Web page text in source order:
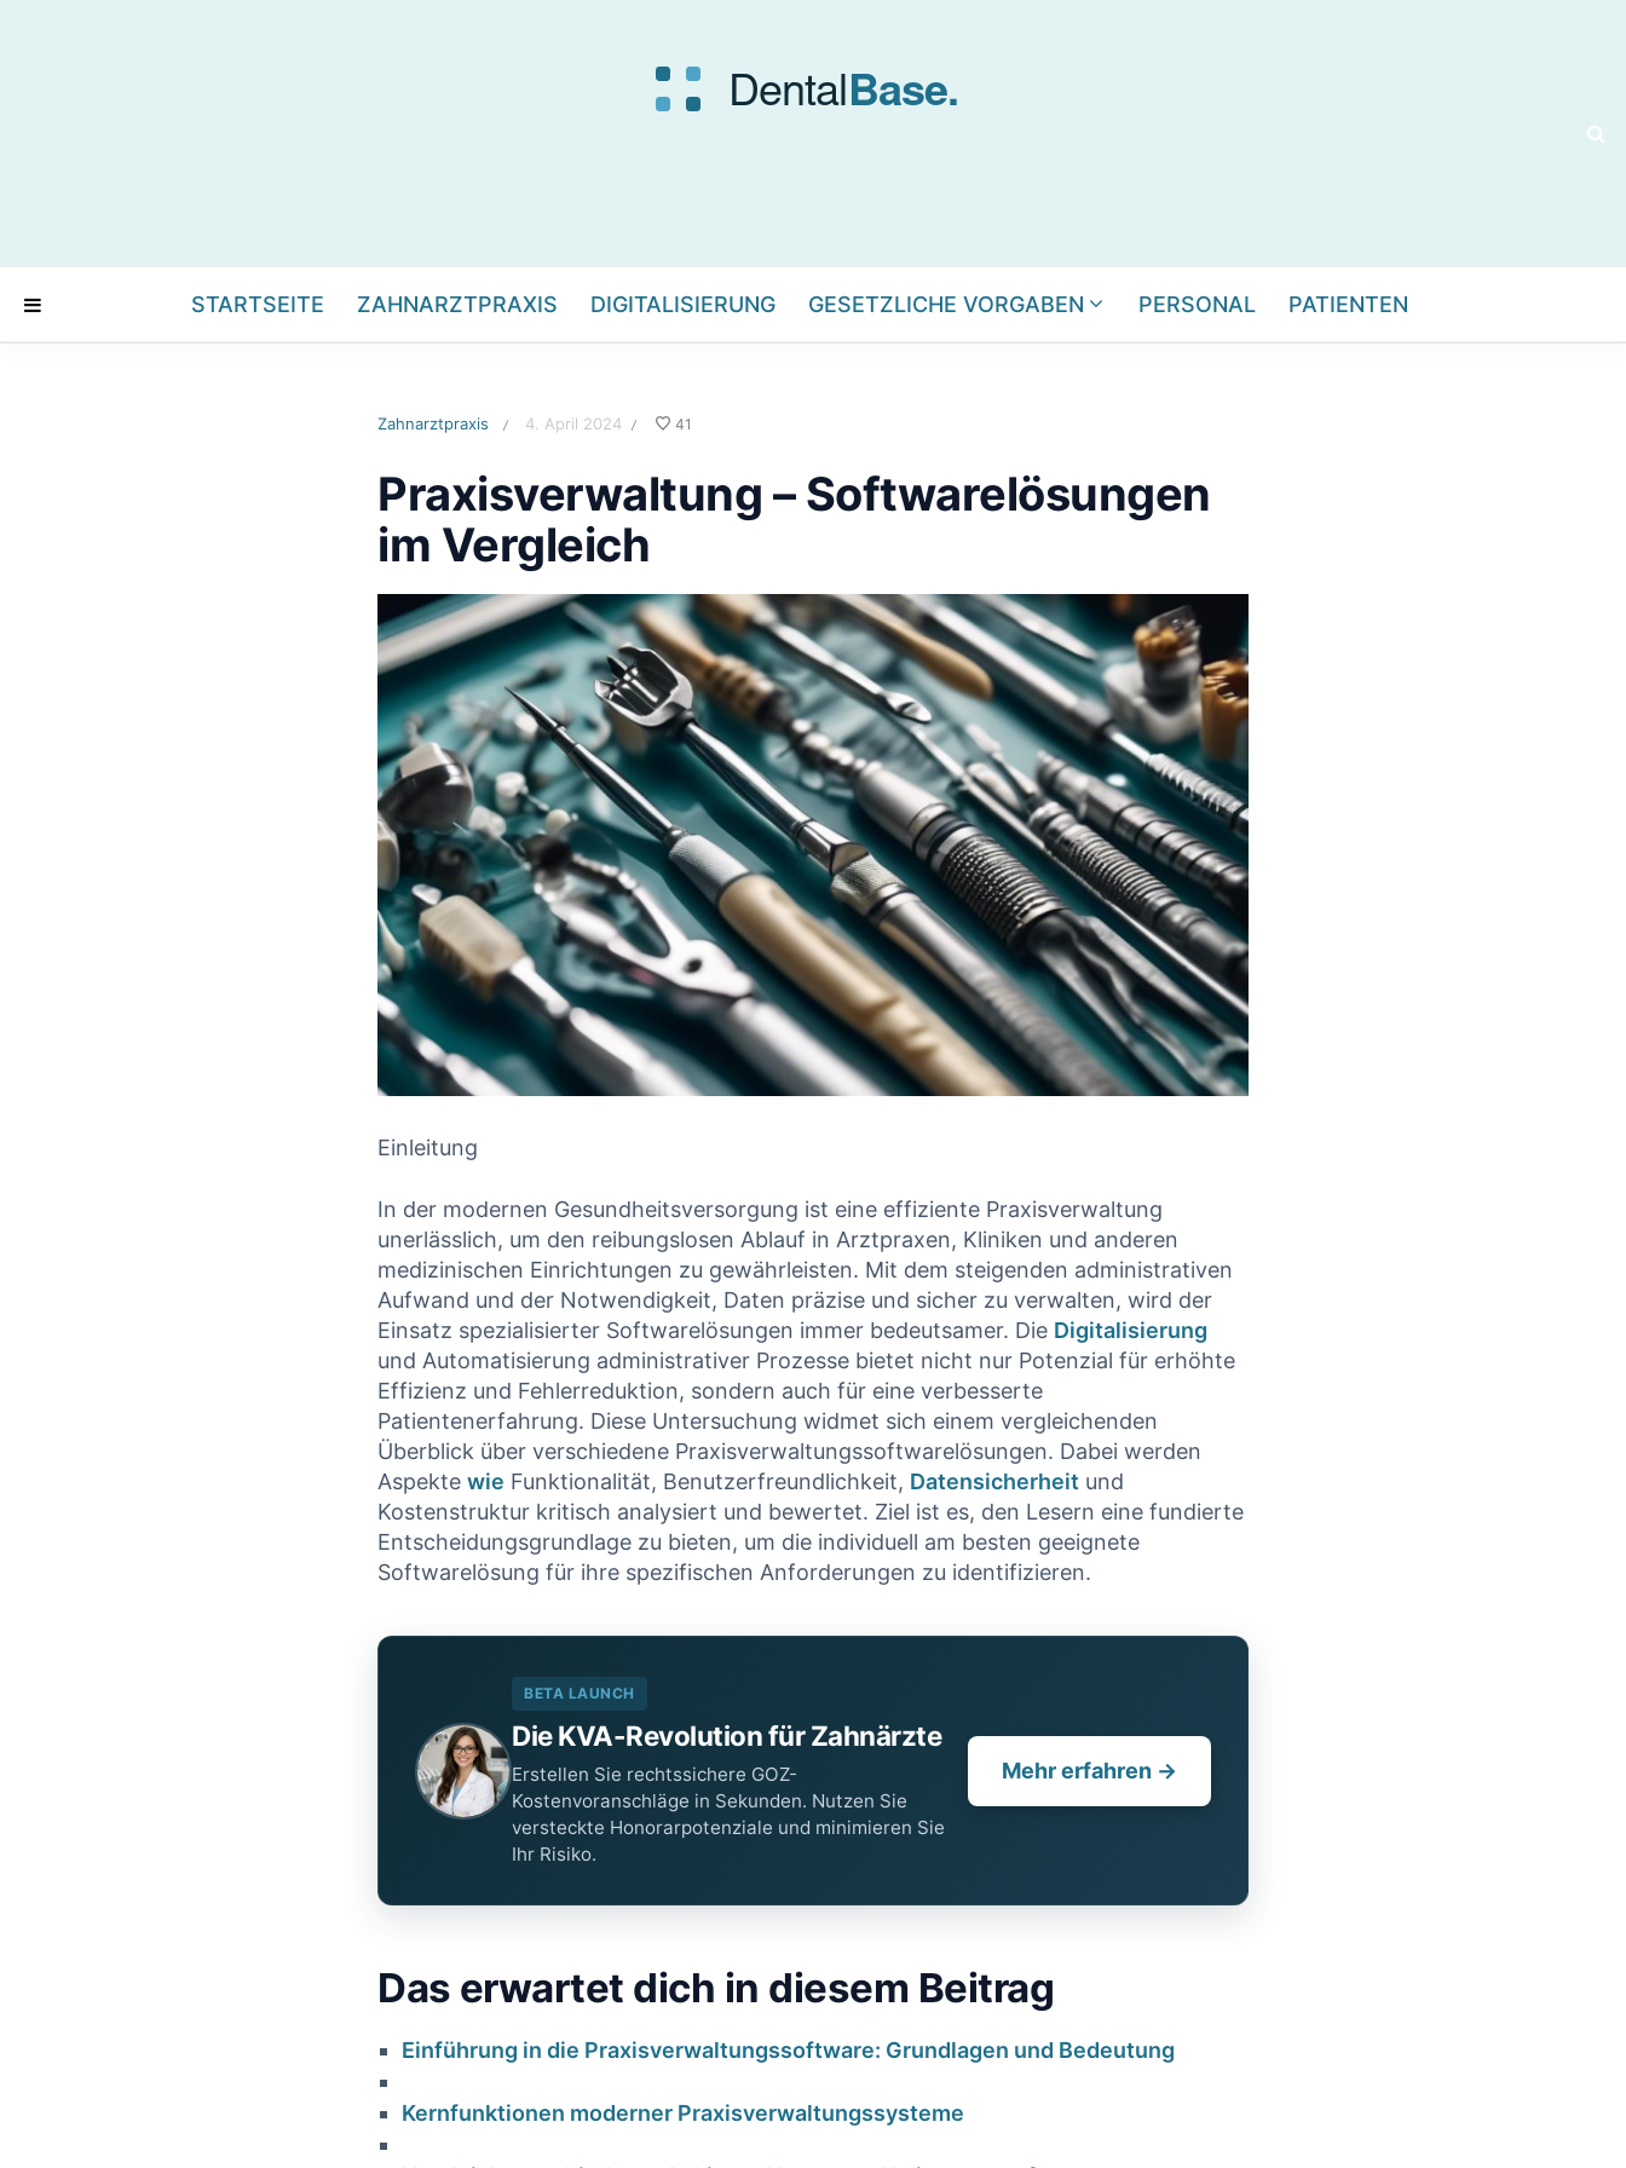
STARTSEITE ZAHNARZTPRAXIS DIGITALISIERUNG GESETZLICHE VORGABEN PERSONAL PATIENTEN
Zahnarztpraxis / 4. April 2024 / 41
Praxisverwaltung – Softwarelösungen
im Vergleich
Einleitung
In‍ der modernen Gesundheitsversorgung ist ⁤eine effiziente Praxisverwaltung ​
unerlässlich,‍ um den reibungslosen Ablauf in Arztpraxen, Kliniken und‍ anderen
medizinischen Einrichtungen‌ zu ⁣gewährleisten.⁤ Mit​ dem steigenden administrativen
Aufwand und der Notwendigkeit, Daten präzise⁣ und sicher zu verwalten, wird ‍der
Einsatz spezialisierter Softwarelösungen immer ⁢bedeutsamer.⁤ Die Digitalisierung
und Automatisierung administrativer Prozesse ⁢bietet nicht‍ nur Potenzial ⁣für erhöhte​
Effizienz und ​Fehlerreduktion, ‌sondern auch ⁤für⁢ eine verbesserte
Patientenerfahrung. Diese ‍Untersuchung⁢ widmet ⁣sich einem⁢ vergleichenden
‌Überblick über verschiedene Praxisverwaltungssoftwarelösungen. Dabei werden
Aspekte wie ‌ Funktionalität, Benutzerfreundlichkeit,‍ Datensicherheit und
Kostenstruktur kritisch ‌analysiert und bewertet. Ziel⁤ ist⁣ es,⁤ den Lesern eine fundierte
Entscheidungsgrundlage ‍zu ⁣bieten, um⁤ die individuell am ⁢besten‌ geeignete
Softwarelösung für ‌ihre spezifischen‌ Anforderungen zu identifizieren.
BETA LAUNCH
Die KVA-Revolution für Zahnärzte
Erstellen Sie rechtssichere GOZ-
Kostenvoranschläge in Sekunden. Nutzen Sie
versteckte Honorarpotenziale und minimieren Sie
Ihr Risiko.
Mehr erfahren →
Das⁤ erwartet dich in ‌diesem‍ Beitrag
Einführung⁢ in die Praxisverwaltungssoftware: ‍Grundlagen⁢ und Bedeutung
Kernfunktionen moderner ‌Praxisverwaltungssysteme